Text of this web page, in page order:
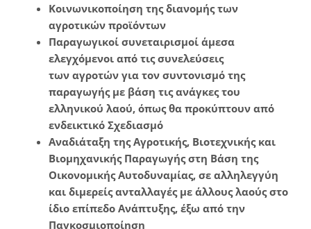
Κοινωνικοποίηση της διανομής των
αγροτικών προϊόντων
Παραγωγικοί συνεταιρισμοί άμεσα
ελεγχόμενοι από τις συνελεύσεις
των αγροτών για τον συντονισμό της
παραγωγής με βάση τις ανάγκες του
ελληνικού λαού, όπως θα προκύπτουν από
ενδεικτικό Σχεδιασμό
Αναδιάταξη της Αγροτικής, Βιοτεχνικής και
Βιομηχανικής Παραγωγής στη Βάση της
Οικονομικής Αυτοδυναμίας, σε αλληλεγγύη
και διμερείς ανταλλαγές με άλλους λαούς στο
ίδιο επίπεδο Ανάπτυξης, έξω από την
Παγκοσμιοποίηση